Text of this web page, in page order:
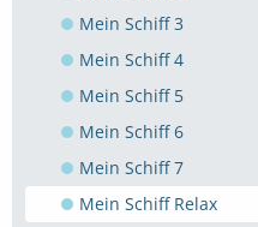
Mein Schiff 3
Mein Schiff 4
Mein Schiff 5
Mein Schiff 6
Mein Schiff 7
Mein Schiff Relax